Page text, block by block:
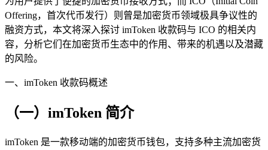
Offering，首次代币发行）则曾是加密货币领域极具争议性的
融资方式，本文将深入探讨 imToken 收款码与 ICO 的相关内
容，分析它们在加密货币生态中的作用、带来的机遇以及潜藏
的风险。
一、imToken 收款码概述
（一）imToken 简介
imToken 是一款移动端的加密货币钱包，支持多种主流加密货